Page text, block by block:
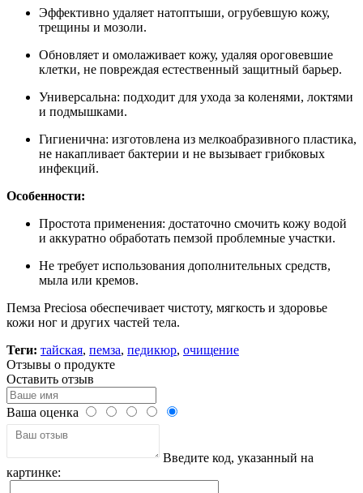
Эффективно удаляет натоптыши, огрубевшую кожу,
трещины и мозоли.
Обновляет и омолаживает кожу, удаляя ороговевшие
клетки, не повреждая естественный защитный барьер.
Универсальна: подходит для ухода за коленями, локтями
и подмышками.
Гигиенична: изготовлена из мелкоабразивного пластика,
не накапливает бактерии и не вызывает грибковых
инфекций.
Особенности:
Простота применения: достаточно смочить кожу водой
и аккуратно обработать пемзой проблемные участки.
Не требует использования дополнительных средств,
мыла или кремов.
Пемза Preciosa обеспечивает чистоту, мягкость и здоровье
кожи ног и других частей тела.
Теги: тайская, пемза, педикюр, очищение
Отзывы о продукте
Оставить отзыв
Ваша оценка
Введите код, указанный на
картинке: